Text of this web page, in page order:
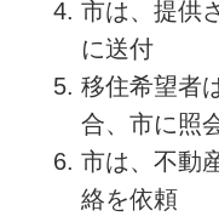
市は、提供
に送付
移住希望者
合、市に照
市は、不動
絡を依頼